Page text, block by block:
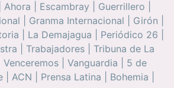
Ahora Escambray Guerrillero
Granma Internacional Girón
La Demajagua Periódico 26
Trabajadores
Tribuna de La
Venceremos| Vanguardia
5 de
| ACN Prensa Latina Bohemia